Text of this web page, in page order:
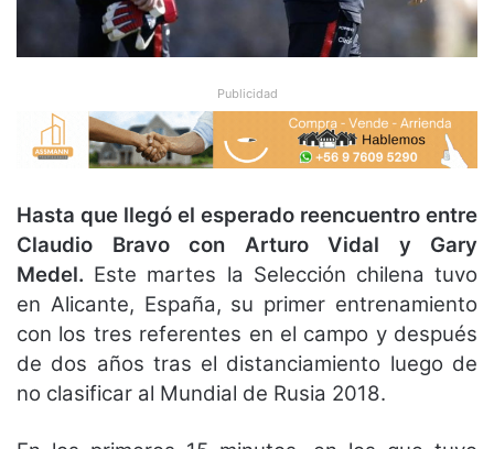
Publicidad
Hasta que llegó el esperado reencuentro entre
Claudio Bravo con Arturo Vidal y Gary
Medel. Este martes la Selección chilena tuvo
en Alicante, España, su primer entrenamiento
con los tres referentes en el campo y después
de dos años tras el distanciamiento luego de
no clasificar al Mundial de Rusia 2018.